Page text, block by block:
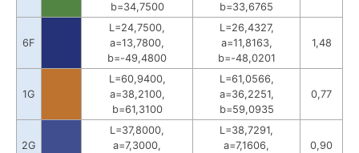
b=34,7500
b=33,6765
6F
L=24,7500,
a=13,7800,
b=-49,4800
L=26,4327,
a=11,8163,
b=-48,0201
1,48
1G
L=60,9400,
a=38,2100,
b=61,3100
L=61,0566,
a=36,2251,
b=59,0935
0,77
2G
L=37,8000,
a=7,3000,
L=38,7291,
a=7,1606,
0,90